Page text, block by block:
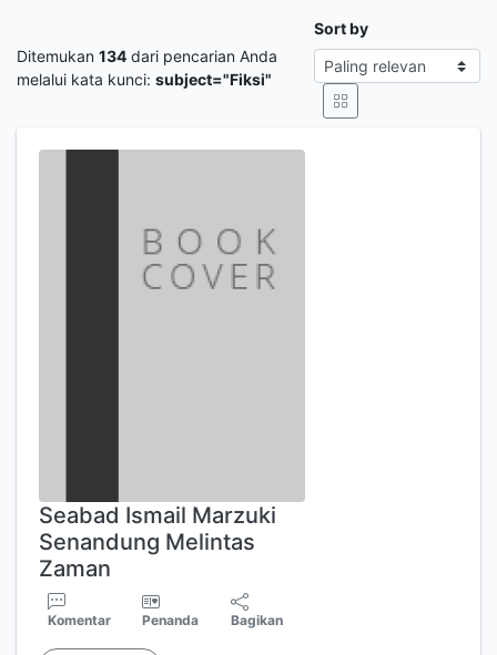
Ditemukan 134 dari pencarian Anda
melalui kata kunci: subject="Fiksi"
Sort by
Seabad Ismail Marzuki
Senandung Melintas
Zaman
Komentar Penanda Bagikan